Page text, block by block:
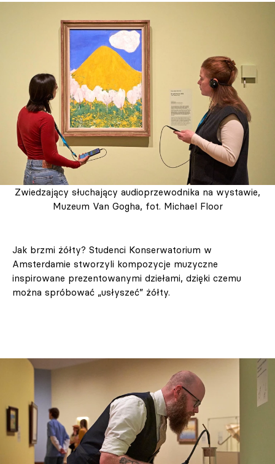
Zwiedzający słuchający audioprzewodnika na wystawie,
Muzeum Van Gogha, fot. Michael Floor
Jak brzmi żółty? Studenci Konserwatorium w
Amsterdamie stworzyli kompozycje muzyczne
inspirowane prezentowanymi dziełami, dzięki czemu
można spróbować „usłyszeć” żółty.